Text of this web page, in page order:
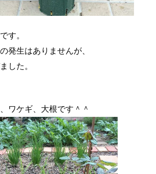
す。
発生はありませんが、
した。
ワケギ、大根です＾＾